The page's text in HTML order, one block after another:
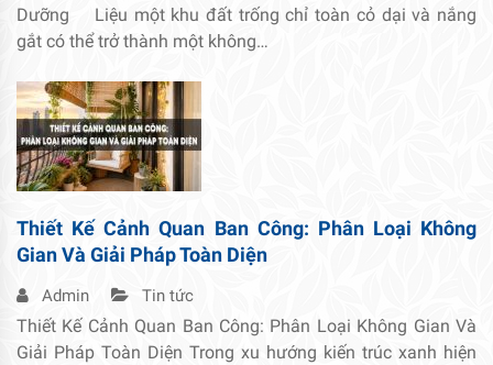
Dưỡng Liệu một khu đất trống chỉ toàn cỏ dại và nắng
gắt có thể trở thành một không…
Thiết Kế Cảnh Quan Ban Công: Phân Loại Không
Gian Và Giải Pháp Toàn Diện
Admin Tin tức
Thiết Kế Cảnh Quan Ban Công: Phân Loại Không Gian Và
Giải Pháp Toàn Diện Trong xu hướng kiến trúc xanh hiện